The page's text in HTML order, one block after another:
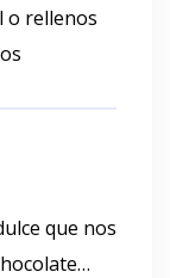
o rellenos
que nos